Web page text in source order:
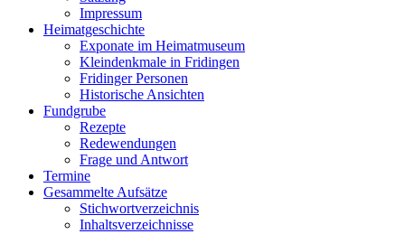
Impressum
Heimatgeschichte
Exponate im Heimatmuseum
Kleindenkmale in Fridingen
Fridinger Personen
Historische Ansichten
Fundgrube
Rezepte
Redewendungen
Frage und Antwort
Termine
Gesammelte Aufsätze
Stichwortverzeichnis
Inhaltsverzeichnisse